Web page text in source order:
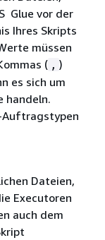
Glue vor der
Ihres Skripts
müssen
( , )
es sich um
handeln.
Auftragstypen
Dateien,
Executoren
auch dem